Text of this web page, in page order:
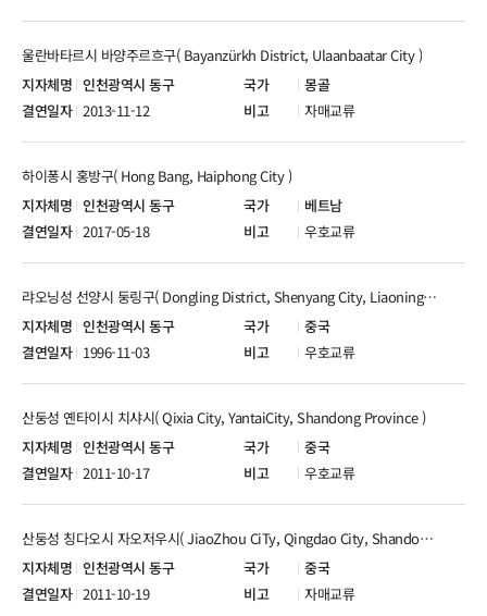
인천광역시 동구 몽골
울란바타르시 바양주르흐구( Bayanzürkh District, Ulaanbaatar City )
2013-11-12 자매교류
인천광역시 동구 베트남
하이퐁시 홍방구( Hong Bang, Haiphong City )
2017-05-18 우호교류
인천광역시 동구 중국
랴오닝성 선양시 둥링구( Dongling District, Shenyang City, Liaoning Province )
1996-11-03 우호교류
인천광역시 동구 중국
산둥성 옌타이시 치샤시( Qixia City, YantaiCity, Shandong Province )
2011-10-17 우호교류
인천광역시 동구 중국
산둥성 칭다오시 자오저우시( JiaoZhou CiTy, Qingdao City, Shandong Province )
2011-10-19 자매교류